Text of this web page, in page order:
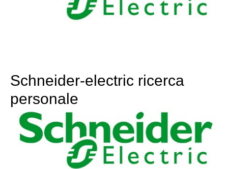
Schneider-electric ricerca
personale